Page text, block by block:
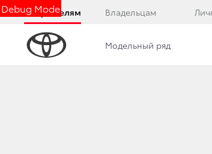
Debug Mode
Покупателям Владельцам
Модельный ряд
ПРАВИЛА